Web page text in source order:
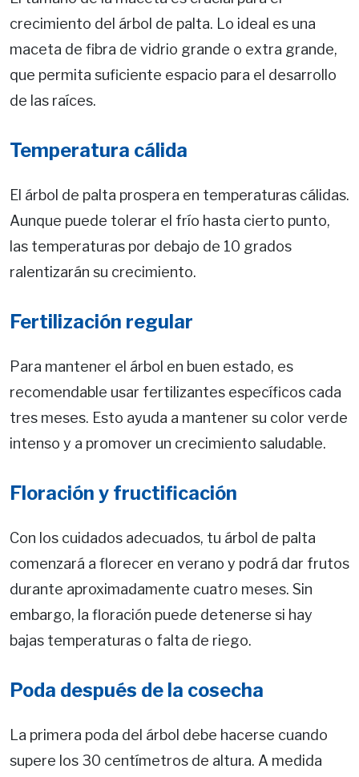
crecimiento del árbol de palta. Lo ideal es una
maceta de fibra de vidrio grande o extra grande,
que permita suficiente espacio para el desarrollo
de las raíces.
Temperatura cálida
El árbol de palta prospera en temperaturas cálidas.
Aunque puede tolerar el frío hasta cierto punto,
las temperaturas por debajo de 10 grados
ralentizarán su crecimiento.
Fertilización regular
Para mantener el árbol en buen estado, es
recomendable usar fertilizantes específicos cada
tres meses. Esto ayuda a mantener su color verde
intenso y a promover un crecimiento saludable.
Floración y fructificación
Con los cuidados adecuados, tu árbol de palta
comenzará a florecer en verano y podrá dar frutos
durante aproximadamente cuatro meses. Sin
embargo, la floración puede detenerse si hay
bajas temperaturas o falta de riego.
Poda después de la cosecha
La primera poda del árbol debe hacerse cuando
supere los 30 centímetros de altura. A medida